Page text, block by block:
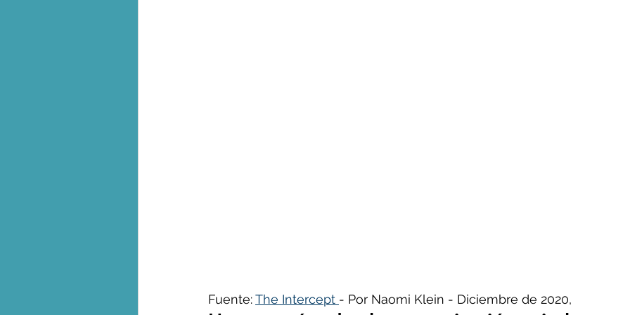
Eventos extremos e impactos Filosofía - Sociología Geoingeniería
Fuente: The Intercept - Por Naomi Klein - Diciembre de 2020,